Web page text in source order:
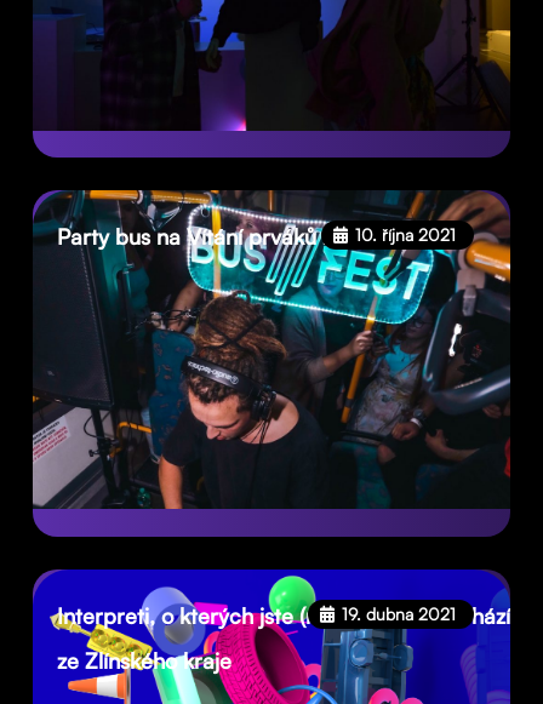
Party bus na Vítání prváků 202110. října 2021
Interpreti, o kterých jste (ne)věděli, že pochází
ze Zlínského kraje
19. dubna 2021